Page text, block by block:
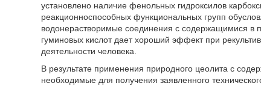
установлено наличие фенольных гидроксилов
реакционноспособных функциональных групп
водонерастворимые соединения с содержащимися в
гуминовых кислот дает хороший эффект при
деятельности человека.
В результате применения природного цеолита с
необходимые для получения заявленного